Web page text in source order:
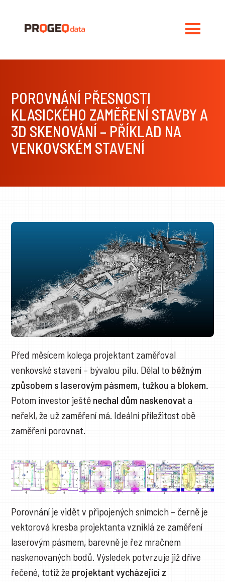
POROVNÁNÍ PŘESNOSTI
KLASICKÉHO ZAMĚŘENÍ STAVBY A
3D SKENOVÁNÍ – PŘÍKLAD NA
VENKOVSKÉM STAVENÍ
Před měsícem kolega projektant zaměřoval
venkovské stavení – bývalou pilu. Dělal to běžným
způsobem s laserovým pásmem, tužkou a blokem.
Potom investor ještě nechal dům naskenovat a
neřekl, že už zaměření má. Ideální příležitost obě
zaměření porovnat.
Porovnání je vidět v připojených snímcích – černě je
vektorová kresba projektanta vzniklá ze zaměření
laserovým pásmem, barevně je řez mračnem
naskenovaných bodů. Výsledek potvrzuje již dříve
řečené, totiž že projektant vycházející z